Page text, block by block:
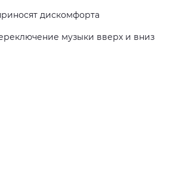
дискомфорта
музыки вверх и вниз